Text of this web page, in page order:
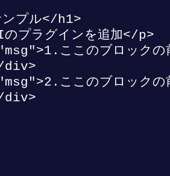
プル</h1>
プラグインを追加</p>
ここのブロックの
div>
ここのブロックの
div>